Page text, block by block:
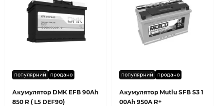
популярний продано
Акумулятор DMK EFB 90Ah
850 R ( L5 DEF90)
популярний продано
Акумулятор Mutlu SFB S3 1
00Ah 950A R+